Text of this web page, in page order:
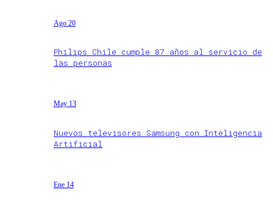
Ago 20
Philips Chile cumple 87 años al servicio de
las personas
May 13
Nuevos televisores Samsung con Inteligencia
Artificial
Ene 14